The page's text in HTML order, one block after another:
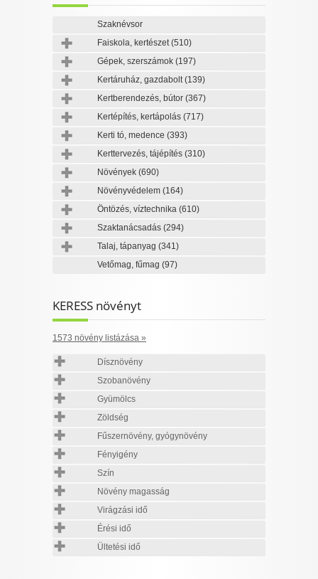
Szaknévsor
Faiskola, kertészet(510)
Gépek, szerszámok (197)
Kertáruház, gazdabolt(139)
Kertberendezés, bútor (367)
Kertépítés, kertápolás (717)
Kerti tó, medence (393)
Kerttervezés, tájépítés (310)
Növények (690)
Növényvédelem (164)
Öntözés, víztechnika (610)
Szaktanácsadás (294)
Talaj, tápanyag (341)
Vetőmag, fűmag (97)
KERESS növényt
1573 növény listázása »
Dísznövény
Szobanövény
Gyümölcs
Zöldség
Fűszernövény, gyógynövény
Fényigény
Szín
Növény magasság
Virágzási idő
Érési idő
Ültetési idő